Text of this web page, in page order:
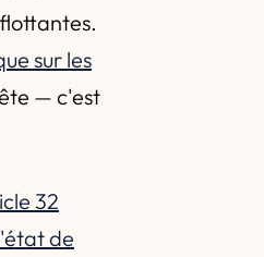
sur les
— c'est
32
de